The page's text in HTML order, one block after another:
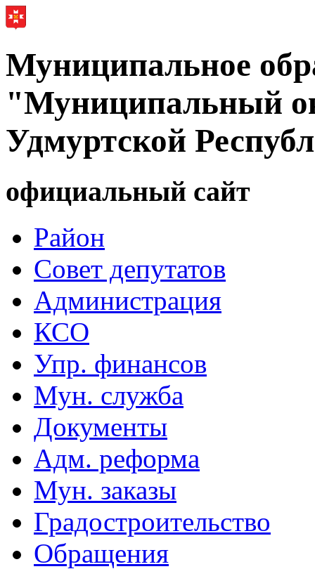
Муниципальное
"Муниципальный
Удмуртской
официальный сайт
Район
Совет депутатов
Администрация
КСО
Упр. финансов
Мун. служба
Документы
Адм. реформа
Мун. заказы
Градостроительство
Обращения